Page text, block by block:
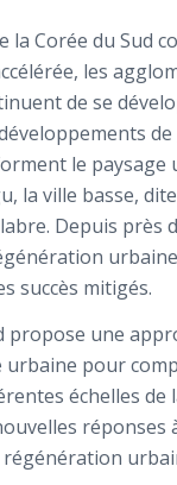
la Corée du Sud
les
de se
le paysage
la ville basse,
Depuis près
succès mitigés.
propose une
pour
échelles de
réponses